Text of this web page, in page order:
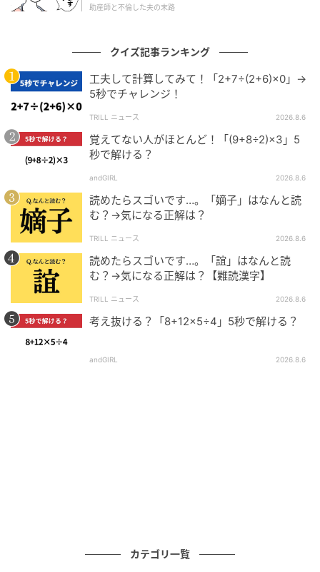
助産師と不倫した夫の末路
クイズ記事ランキング
工夫して計算してみて！「2+7÷(2+6)×0」→
5秒でチャレンジ！
TRILL ニュース 2026.8.6
覚えてない人がほとんど！「(9+8÷2)×3」5
秒で解ける？
andGIRL 2026.8.6
読めたらスゴいです…。「嫡子」はなんと読
む？→気になる正解は？
TRILL ニュース 2026.8.6
読めたらスゴいです…。「誼」はなんと読
む？→気になる正解は？【難読漢字】
TRILL ニュース 2026.8.6
考え抜ける？「8+12×5÷4」5秒で解ける？
andGIRL 2026.8.6
カテゴリ一覧